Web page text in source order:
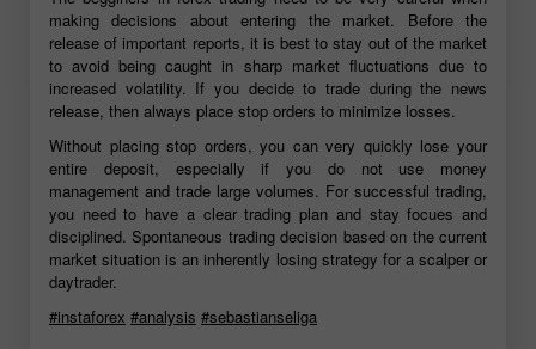
making decisions about entering the market. Before the
release of important reports, it is best to stay out of the market
to avoid being caught in sharp market fluctuations due to
increased volatility. If you decide to trade during the news
release, then always place stop orders to minimize losses.
Without placing stop orders, you can very quickly lose your
entire deposit, especially if you do not use money
management and trade large volumes. For successful trading,
you need to have a clear trading plan and stay focues and
disciplined. Spontaneous trading decision based on the current
market situation is an inherently losing strategy for a scalper or
daytrader.
#instaforex #analysis #sebastianseliga